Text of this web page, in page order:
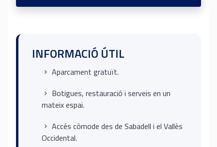
INFORMACIÓ ÚTIL
Aparcament gratuït.
Botigues, restauració i serveis en un
mateix espai.
Accés còmode des de Sabadell i el Vallès
Occidental.